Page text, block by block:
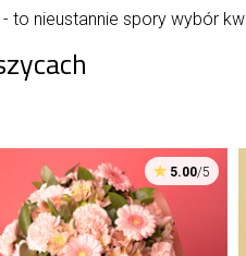
nieustannie spory wybór
5.00/5